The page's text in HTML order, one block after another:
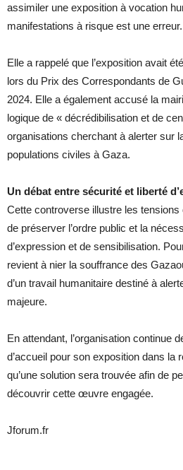
assimiler une exposition à vocation
manifestations à risque est une erreur.
Elle a rappelé que l’exposition avait
lors du Prix des Correspondants de
2024. Elle a également accusé la
logique de « décrédibilisation et de
organisations cherchant à alerter sur
populations civiles à Gaza.
Un débat entre sécurité et liberté
Cette controverse illustre les
de préserver l’ordre public et la
d’expression et de sensibilisation.
revient à nier la souffrance des
d’un travail humanitaire destiné à
majeure.
En attendant, l’organisation continue
d’accueil pour son exposition dans la
qu’une solution sera trouvée afin de
découvrir cette œuvre engagée.
Jforum.fr